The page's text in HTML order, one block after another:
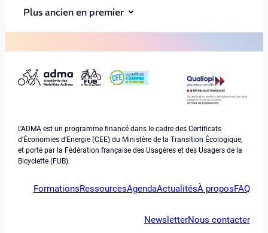
Plus ancien en premier
L’ADMA est un programme financé dans le cadre des Certificats
d’Économies d’Energie (CEE) du Ministère de la Transition Écologique,
et porté par la Fédération française des Usagères et des Usagers de la
Bicyclette (FUB).
FormationsRessourcesAgendaActualitésÀ proposFAQ
NewsletterNous contacter